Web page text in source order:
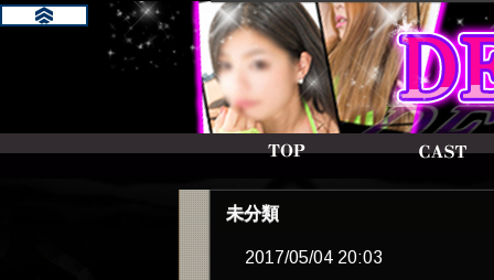
未分類
2017/05/04 20:03